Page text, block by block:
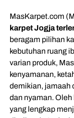
MasKarpet.com
karpet Jogja
beragam pilihan
kebutuhan ruang
varian produk,
kenyamanan,
demikian, jamaah
dan nyaman.
yang lengkap